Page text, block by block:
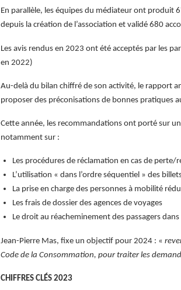
En parallèle, les équipes du médiateur ont produit
depuis la création de l’association et validé 680
Les avis rendus en 2023 ont été acceptés par les
en 2022)
Au-delà du bilan chiffré de son activité, le rapport
proposer des préconisations de bonnes pratiques
Cette année, les recommandations ont porté sur
notamment sur :
Les procédures de réclamation en cas de perte/
L’utilisation « dans l’ordre séquentiel » des
La prise en charge des personnes à mobilité
Les frais de dossier des agences de voyages
Le droit au réacheminement des passagers
Jean-Pierre Mas, fixe un objectif pour 2024 : «
Code de la Consommation, pour traiter les
CHIFFRES CLÉS 2023